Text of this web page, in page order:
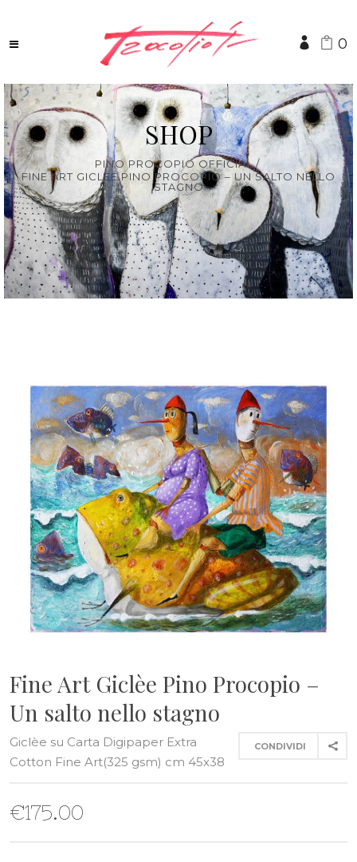
0
SHOP
PINO PROCOPIO OFFICIAL/
FINE ART GICLÈE PINO PROCOPIO – UN SALTO NELLO
STAGNO
Fine Art Giclèe Pino Procopio –
Un salto nello stagno
CONDIVIDI
Giclèe su Carta Digipaper Extra
Cotton Fine Art(325 gsm) cm 45x38
€175.00